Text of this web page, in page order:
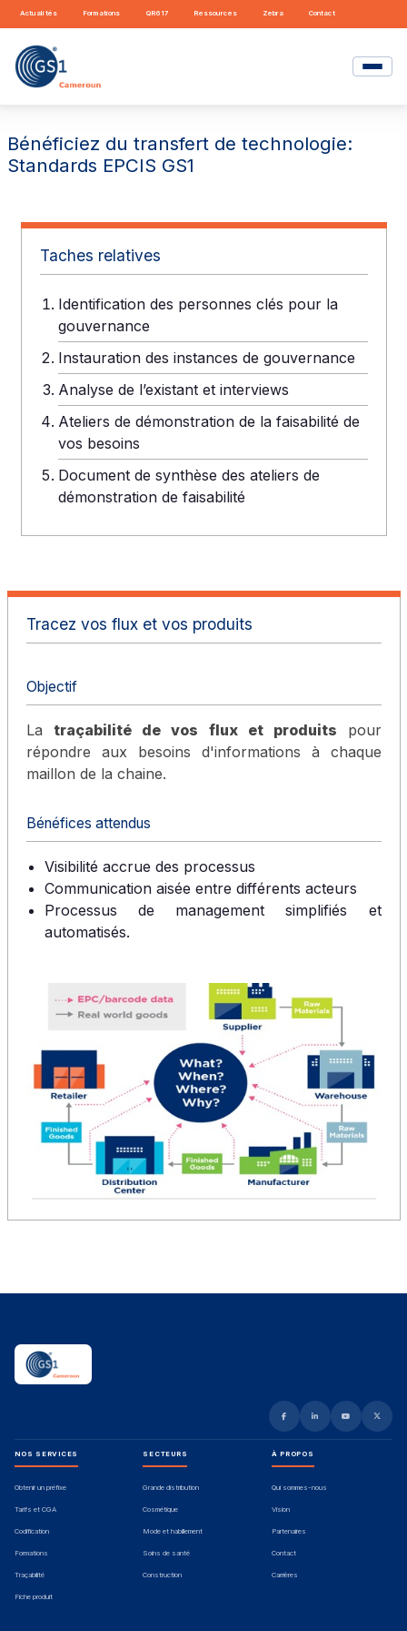
Actualités Formations QR617 Ressources Zebra Contact
Bénéficiez du transfert de technologie:
Standards EPCIS GS1
Taches relatives
Identification des personnes clés pour la
gouvernance
Instauration des instances de gouvernance
Analyse de l’existant et interviews
Ateliers de démonstration de la faisabilité de
vos besoins
Document de synthèse des ateliers de
démonstration de faisabilité
Tracez vos flux et vos produits
Objectif
La traçabilité de vos flux et produits pour
répondre aux besoins d'informations à chaque
maillon de la chaine.
Bénéfices attendus
Visibilité accrue des processus
Communication aisée entre différents acteurs
Processus de management simplifiés et
automatisés.
NOS SERVICES
Obtenir un préfixe
Tarifs et CGA
Codification
Formations
Traçabilité
Fiche produit
SECTEURS
Grande distribution
Cosmétique
Mode et habillement
Soins de santé
Construction
À PROPOS
Qui sommes-nous
Vision
Partenaires
Contact
Carrières